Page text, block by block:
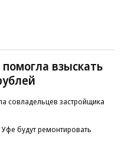
взыскать
совладельцев застройщика
будут ремонтировать